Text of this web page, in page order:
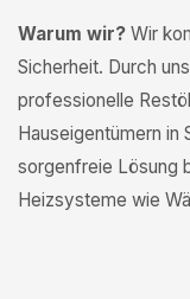
Warum wir? Wir
Sicherheit. Durch
professionelle
Hauseigentümern in
sorgenfreie Lösung
Heizsysteme wie